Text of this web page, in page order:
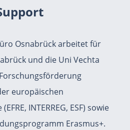
Osnabrück arbeitet für
und die Uni Vechta
europäischen
INTERREG, ESF) sowie
Erasmus+.